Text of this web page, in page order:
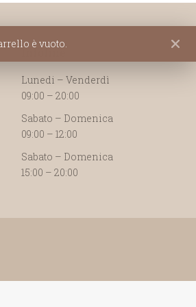
è vuoto.
Lunedi – Venderdì
09:00 – 20:00
Sabato – Domenica
09:00 – 12:00
Sabato – Domenica
15:00 – 20:00